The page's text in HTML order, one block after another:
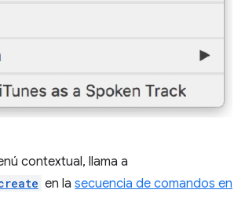
contextual, llama a
en la secuencia de comandos en